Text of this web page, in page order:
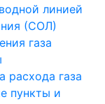
линией
(СОЛ)
газа
расхода газа
пункты и